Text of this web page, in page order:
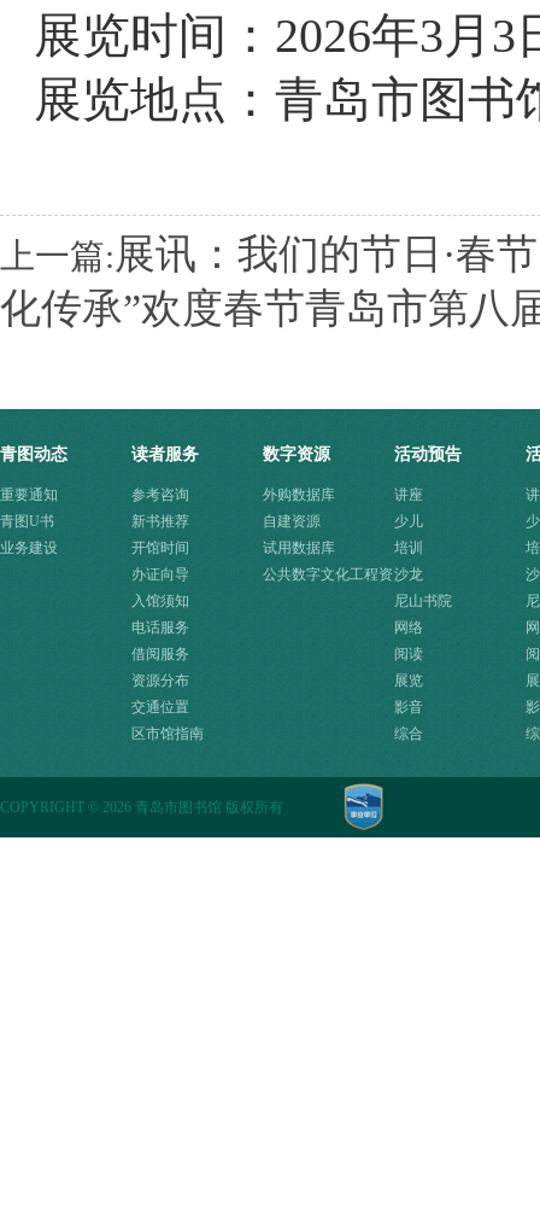
展览时间：2026年3月
展览地点：青岛市图书
上一篇:展讯：我们的节日·春
化传承”欢度春节青岛市第八
青图动态
重要通知
青图U书
业务建设
读者服务
参考咨询
新书推荐
开馆时间
办证向导
入馆须知
电话服务
借阅服务
资源分布
交通位置
区市馆指南
数字资源
外购数据库
自建资源
试用数据库
公共数字文化工程资
活动预告
讲座
少儿
培训
沙龙
尼山书院
网络
阅读
展览
影音
综合
COPYRIGHT © 2026 青岛市图书馆 版权所有